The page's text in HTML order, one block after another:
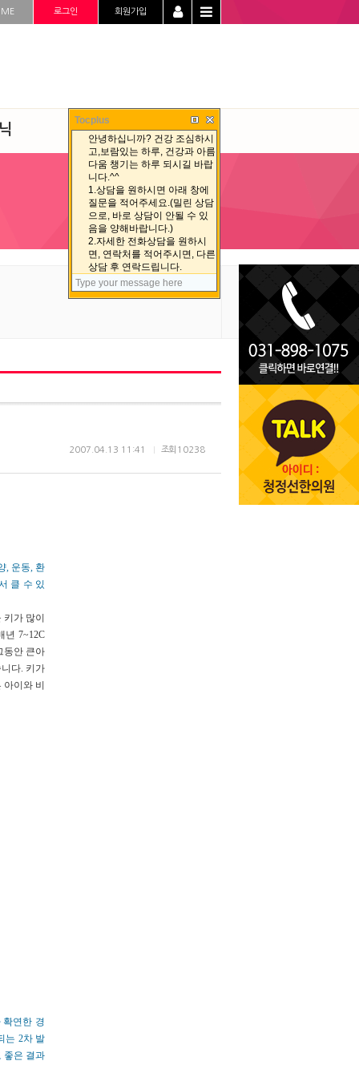
로그인 회원가입
청정선 자료실
조회 10238
2007.04.13 11:41
, 운동, 환
클 수 있
키가 많이
년 7~12C
동안 큰아
다. 키가
아이와 비
확연한 경
는 2차 발
좋은 결과
Tocplus